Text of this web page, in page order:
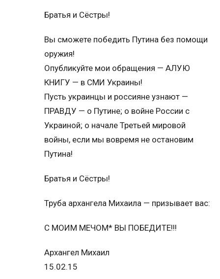
Братья и Сёстры!
Вы сможете победить Путина без помощи
оружия!
Опубликуйте мои обращения — АЛУЮ
КНИГУ — в СМИ Украины!
Пусть украинцы и россияне узнают —
ПРАВДУ — о Путине; о войне России с
Украиной; о начале Третьей мировой
войны, если мы вовремя не остановим
Путина!
Братья и Сёстры!
Труба архангела Михаила — призывает вас:
С МОИМ МЕЧОМ* ВЫ ПОБЕДИТЕ!!!
Архангел Михаил
15.02.15